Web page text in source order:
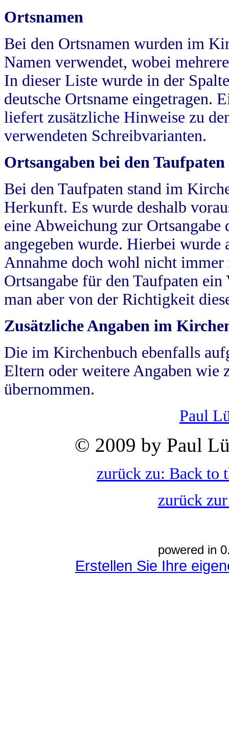
Ortsnamen
Bei den Ortsnamen wurden im
Namen verwendet, wobei
In dieser Liste wurde in der
deutsche Ortsname eingetragen.
liefert zusätzliche Hinweise zu
verwendeten Schreibvarianten.
Ortsangaben bei den Taufpaten
Bei den Taufpaten stand im
Herkunft. Es wurde deshalb
eine Abweichung zur
angegeben wurde. Hierbei wurde
Annahme doch wohl nicht
Ortsangabe für den Taufpaten
man aber von der Richtigkeit
Zusätzliche Angaben im
Die im Kirchenbuch ebenfalls
Eltern oder weitere Angaben wie
übernommen.
Paul
© 2009 by Paul
zurück zu: Back to
zurück
powered in
Erstellen Sie Ihre